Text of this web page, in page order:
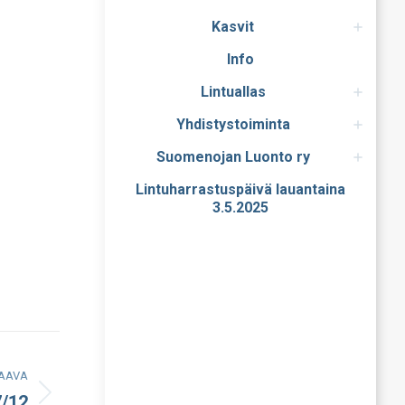
Kasvit
Info
Lintuallas
Yhdistystoiminta
Suomenojan Luonto ry
Lintuharrastuspäivä lauantaina
3.5.2025